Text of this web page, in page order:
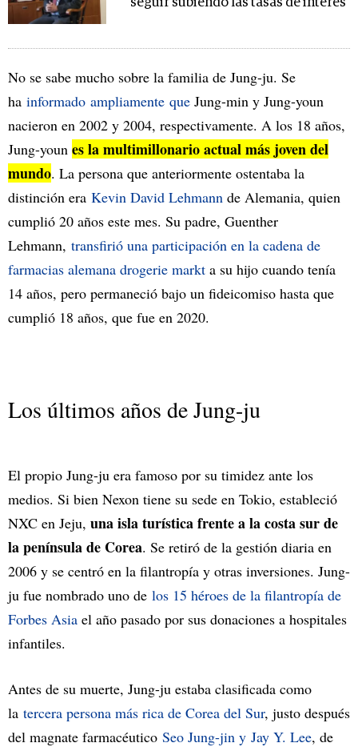
seguir subiendo las tasas de interés
No se sabe mucho sobre la familia de Jung-ju. Se
ha informado ampliamente que Jung-min y Jung-youn
nacieron en 2002 y 2004, respectivamente. A los 18 años,
Jung-youn es la multimillonario actual más joven del
mundo. La persona que anteriormente ostentaba la
distinción era Kevin David Lehmann de Alemania, quien
cumplió 20 años este mes. Su padre, Guenther
Lehmann, transfirió una participación en la cadena de
farmacias alemana drogerie markt a su hijo cuando tenía
14 años, pero permaneció bajo un fideicomiso hasta que
cumplió 18 años, que fue en 2020.
Los últimos años de Jung-ju
El propio Jung-ju era famoso por su timidez ante los
medios. Si bien Nexon tiene su sede en Tokio, estableció
NXC en Jeju, una isla turística frente a la costa sur de
la península de Corea. Se retiró de la gestión diaria en
2006 y se centró en la filantropía y otras inversiones. Jung-
ju fue nombrado uno de los 15 héroes de la filantropía de
Forbes Asia el año pasado por sus donaciones a hospitales
infantiles.
Antes de su muerte, Jung-ju estaba clasificada como
la tercera persona más rica de Corea del Sur, justo después
del magnate farmacéutico Seo Jung-jin y Jay Y. Lee, de